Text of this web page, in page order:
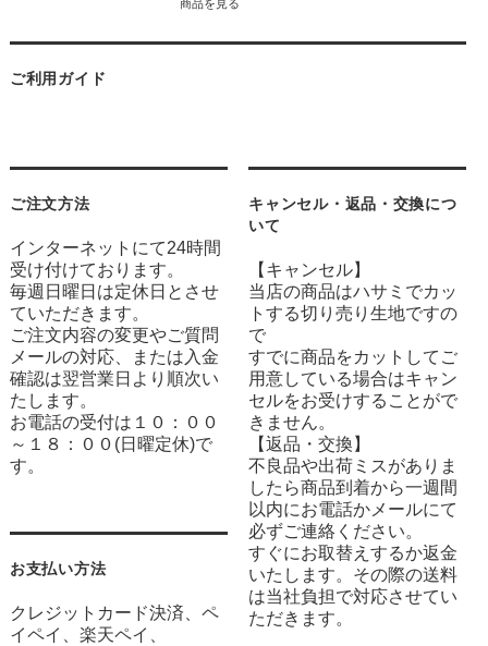
商品を見る
ご利用ガイド
ご注文方法
インターネットにて24時間
受け付けております。
毎週日曜日は定休日とさせ
ていただきます。
ご注文内容の変更やご質問
メールの対応、または入金
確認は翌営業日より順次い
たします。
お電話の受付は１０：００
～１８：００(日曜定休)で
す。
お支払い方法
クレジットカード決済、ペ
イペイ、楽天ペイ、
キャンセル・返品・交換につ
いて
【キャンセル】
当店の商品はハサミでカッ
トする切り売り生地ですの
で
すでに商品をカットしてご
用意している場合はキャン
セルをお受けすることがで
きません。
【返品・交換】
不良品や出荷ミスがありま
したら商品到着から一週間
以内にお電話かメールにて
必ずご連絡ください。
すぐにお取替えするか返金
いたします。その際の送料
は当社負担で対応させてい
ただきます。